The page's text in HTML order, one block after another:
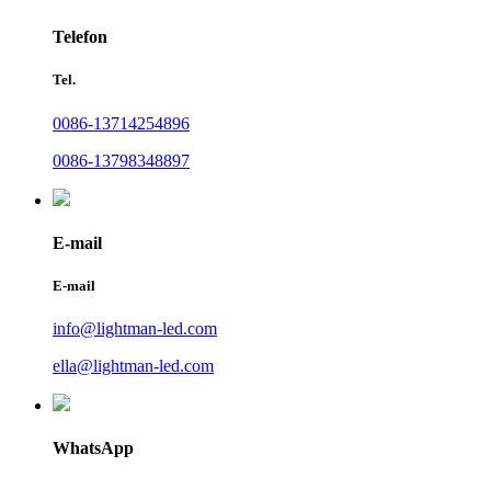
Telefon
Tel.
0086-13714254896
0086-13798348897
E-mail
E-mail
info@lightman-led.com
ella@lightman-led.com
WhatsApp